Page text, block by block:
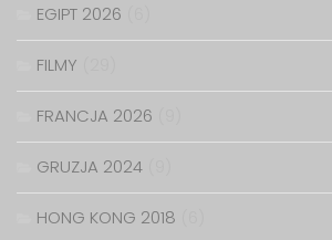
EGIPT 2026
FILMY
FRANCJA 2026
GRUZJA 2024
HONG KONG 2018